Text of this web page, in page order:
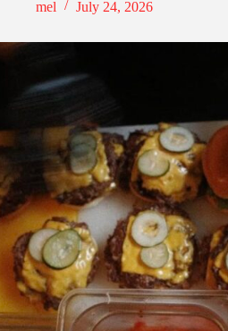
mel
July 24, 2026